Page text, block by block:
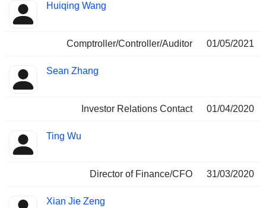
Huiqing Wang
Comptroller/Controller/Auditor 01/05/2021
Sean Zhang
Investor Relations Contact 01/04/2020
Ting Wu
Director of Finance/CFO 31/03/2020
Xian Jie Zeng